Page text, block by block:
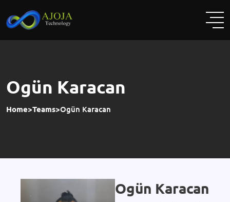
Ogün Karacan
Home>Teams>Ogün Karacan
Ogün Karacan